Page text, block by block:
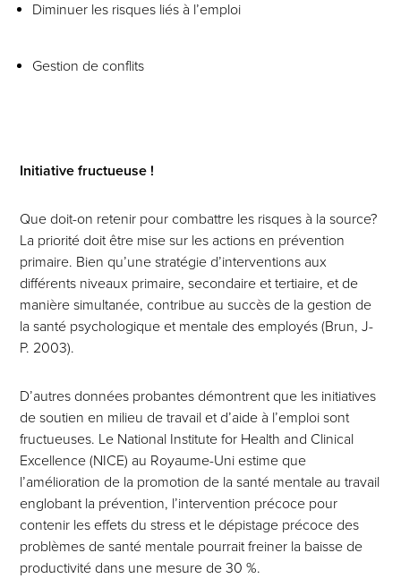
Diminuer les risques liés à l’emploi
Gestion de conflits
Initiative fructueuse !
Que doit-on retenir pour combattre les risques à la source?
La priorité doit être mise sur les actions en prévention
primaire. Bien qu’une stratégie d’interventions aux
différents niveaux primaire, secondaire et tertiaire, et de
manière simultanée, contribue au succès de la gestion de
la santé psychologique et mentale des employés (Brun, J-
P. 2003).
D’autres données probantes démontrent que les initiatives
de soutien en milieu de travail et d’aide à l’emploi sont
fructueuses. Le National Institute for Health and Clinical
Excellence (NICE) au Royaume-Uni estime que
l’amélioration de la promotion de la santé mentale au travail
englobant la prévention, l’intervention précoce pour
contenir les effets du stress et le dépistage précoce des
problèmes de santé mentale pourrait freiner la baisse de
productivité dans une mesure de 30 %.